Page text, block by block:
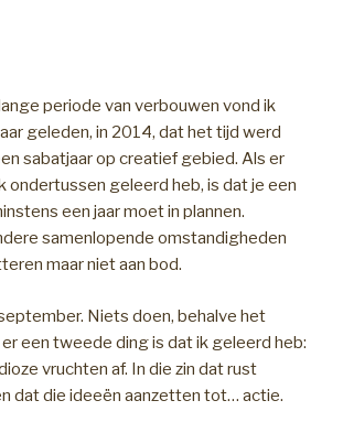
periode van verbouwen vond ik
geleden, in 2014, dat het tijd werd
sabatjaar op creatief gebied. Als er
ondertussen geleerd heb, is dat je een
een jaar moet in plannen.
samenlopende omstandigheden
maar niet aan bod.
Niets doen, behalve het
een tweede ding is dat ik geleerd heb:
vruchten af. In die zin dat rust
dat die ideeën aanzetten tot… actie.